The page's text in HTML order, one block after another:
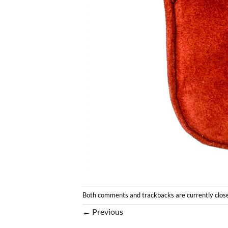
Both comments and trackbacks are currently
← Previous